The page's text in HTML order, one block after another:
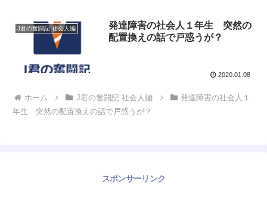
J君の奮闘記 社会人編
発達障害の社会人１年生 突然の
配置換えの話で戸惑うが？
2020.01.08
ホーム J君の奮闘記 社会人編
発達障害の社会人１
年生 突然の配置換えの話で戸惑うが？
スポンサーリンク